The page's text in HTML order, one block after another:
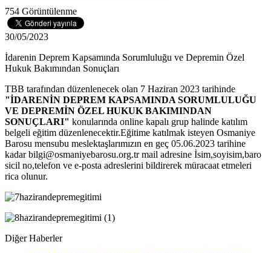
754 Görüntülenme
30/05/2023
İdarenin Deprem Kapsamında Sorumluluğu ve Depremin Özel
Hukuk Bakımından Sonuçları
TBB tarafından düzenlenecek olan 7 Haziran 2023 tarihinde
"İDARENİN DEPREM KAPSAMINDA SORUMLULUĞU
VE DEPREMİN ÖZEL HUKUK BAKIMINDAN
SONUÇLARI" konularında online kapalı grup halinde katılım
belgeli eğitim düzenlenecektir.Eğitime katılmak isteyen Osmaniye
Barosu mensubu meslektaşlarımızın en geç 05.06.2023 tarihine
kadar bilgi@osmaniyebarosu.org.tr mail adresine İsim,soyisim,baro
sicil no,telefon ve e-posta adreslerini bildirerek müracaat etmeleri
rica olunur.
Diğer Haberler